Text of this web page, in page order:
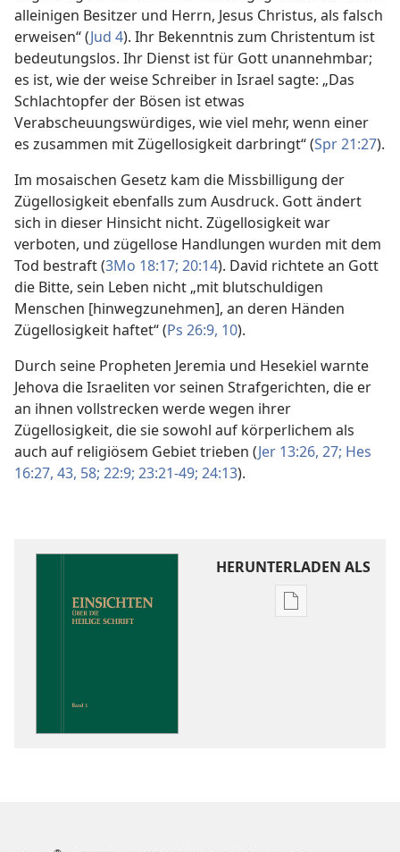
alleinigen Besitzer und Herrn, Jesus Christus, als falsch
erweisen“ (Jud 4). Ihr Bekenntnis zum Christentum ist
bedeutungslos. Ihr Dienst ist für Gott unannehmbar;
es ist, wie der weise Schreiber in Israel sagte: „Das
Schlachtopfer der Bösen ist etwas
Verabscheuungswürdiges, wie viel mehr, wenn einer
es zusammen mit Zügellosigkeit darbringt“ (Spr 21:27).
Im mosaischen Gesetz kam die Missbilligung der
Zügellosigkeit ebenfalls zum Ausdruck. Gott ändert
sich in dieser Hinsicht nicht. Zügellosigkeit war
verboten, und zügellose Handlungen wurden mit dem
Tod bestraft (3Mo 18:17; 20:14). David richtete an Gott
die Bitte, sein Leben nicht „mit blutschuldigen
Menschen [hinwegzunehmen], an deren Händen
Zügellosigkeit haftet“ (Ps 26:9, 10).
Durch seine Propheten Jeremia und Hesekiel warnte
Jehova die Israeliten vor seinen Strafgerichten, die er
an ihnen vollstrecken werde wegen ihrer
Zügellosigkeit, die sie sowohl auf körperlichem als
auch auf religiösem Gebiet trieben (Jer 13:26, 27; Hes
16:27, 43, 58; 22:9; 23:21-49; 24:13).
HERUNTERLADEN ALS